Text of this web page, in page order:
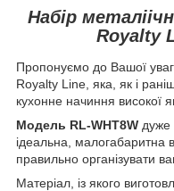
Набір металі
Royalty
Пропонуємо до Вашої
Royalty Line, яка, як і
кухонне начиння високої
Модель RL-WHT8W дуже
ідеальна, малогабаритна
правильно організувати
Матеріал, із якого